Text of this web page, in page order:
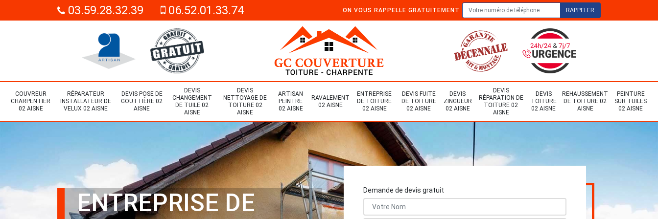
03.59.28.32.39 06.52.01.33.74 ON VOUS RAPPELLE GRATUITEMENT
COUVREUR
CHARPENTIER
02 AISNE
RÉPARATEUR
INSTALLATEUR DE
VELUX 02 AISNE
DEVIS POSE DE
GOUTTIÈRE 02
AISNE
DEVIS
CHANGEMENT
DE TUILE 02
AISNE
DEVIS
NETTOYAGE DE
TOITURE 02
AISNE
ARTISAN
PEINTRE
02 AISNE
RAVALEMENT
02 AISNE
ENTREPRISE
DE TOITURE
02 AISNE
DEVIS FUITE
DE TOITURE
02 AISNE
DEVIS
ZINGUEUR
02 AISNE
DEVIS
RÉPARATION DE
TOITURE 02
AISNE
DEVIS
TOITURE
02 AISNE
REHAUSSEMENT
DE TOITURE 02
AISNE
PEINTURE
SUR TUILES
02 AISNE
ENTREPRISE DE
Demande de devis gratuit